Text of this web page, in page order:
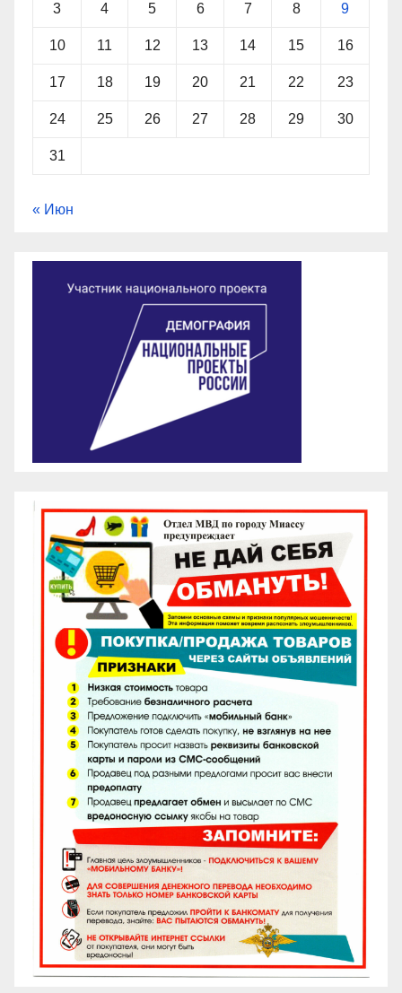
3 4 5 6 7 8 9
10 11 12 13 14 15 16
17 18 19 20 21 22 23
24 25 26 27 28 29 30
31
« Июн